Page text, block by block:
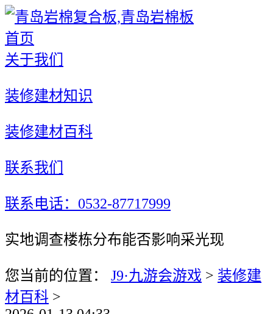
首页
关于我们
装修建材知识
装修建材百科
联系我们
联系电话：0532-87717999
实地调查楼栋分布能否影响采光现
您当前的位置： J9·九游会游戏 > 装修建
材百科 >